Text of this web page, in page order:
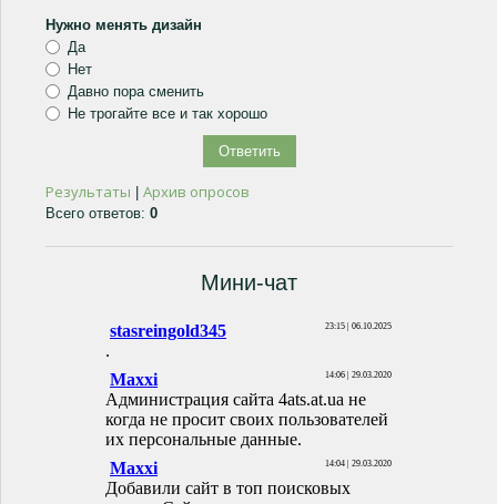
Нужно менять дизайн
Да
Нет
Давно пора сменить
Не трогайте все и так хорошо
Результаты Архив опросов
Всего ответов: 0
Мини-чат